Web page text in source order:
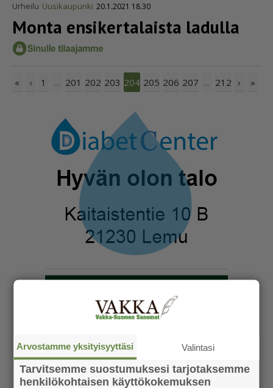
Urheilu Uusikaupunki 20.1.2021 18.30
Monta ensiker­ta­laista ladulla
« ‹ 1 ... 201 202 203 204 205 206 207 ... 212 › »
Arvostamme yksityisyyttäsi Valintasi
Tarvitsemme suostumuksesi tarjotaksemme
henkilökohtaisen käyttökokemuksen